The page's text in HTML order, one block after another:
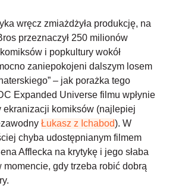
wręcz zmiażdżyła produkcję, na
przeznaczył 250 milionów
i popkultury wokół
zaniepokojeni dalszym losem
– jak porażka tego
Expanded Universe filmu wpłynie
ekranizacji komiksów (najlepiej
Łukasz z Ichabod). W
chyba udostępnianym filmem
Afflecka na krytykę i jego słaba
momencie, gdy trzeba robić dobrą